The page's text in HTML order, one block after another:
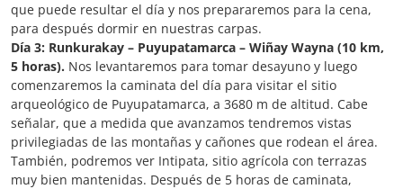
que puede resultar el día y nos prepararemos para la cena,
para después dormir en nuestras carpas.
Día 3: Runkurakay – Puyupatamarca – Wiñay Wayna (10 km,
5 horas). Nos levantaremos para tomar desayuno y luego
comenzaremos la caminata del día para visitar el sitio
arqueológico de Puyupatamarca, a 3680 m de altitud. Cabe
señalar, que a medida que avanzamos tendremos vistas
privilegiadas de las montañas y cañones que rodean el área.
También, podremos ver Intipata, sitio agrícola con terrazas
muy bien mantenidas. Después de 5 horas de caminata,